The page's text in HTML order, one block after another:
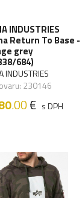
INDUSTRIES
Return To Base -
grey
684)
INDUSTRIES
230146
.00€ s DPH